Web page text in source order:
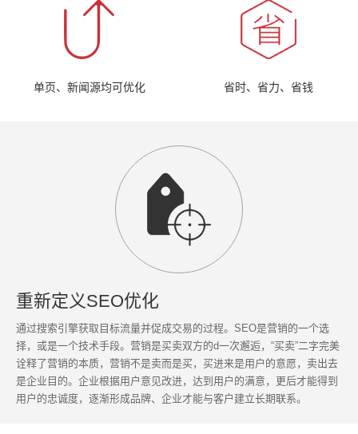
单页、新闻源均可优化 省时、省力、省钱
重新定义SEO优化
通过搜索引擎获取目标流量并促成交易的过程。SEO是营销的一个选
择，或是一个技术手段。营销是买卖双方的d一次邂逅，“买卖”二字完美
诠释了营销的本质，营销不是卖而是买，买进来是用户的意愿，卖出去
是企业目的。企业根据用户意见改进，达到用户的满意，更后才能得到
用户的忠诚度，逐渐形成品牌、企业才能与客户建立长期联系。